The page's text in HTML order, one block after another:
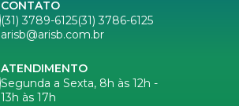
CONTATO
(31) 3789-6125(31) 3786-6125
arisb@arisb.com.br
ATENDIMENTO
Segunda a Sexta, 8h às 12h -
13h às 17h